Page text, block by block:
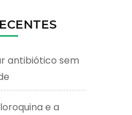
antibiótico sem
e a